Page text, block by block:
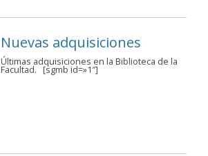
Nuevas adquisiciones
Últimas adquisiciones en la Biblioteca de la
Facultad. [sgmb id=»1″]